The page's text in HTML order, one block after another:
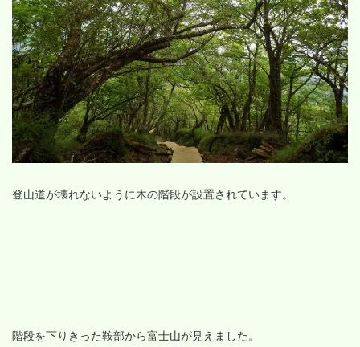
登山道が壊れないように木の階段が設置されています。
階段を下りきった鞍部から富士山が見えました。